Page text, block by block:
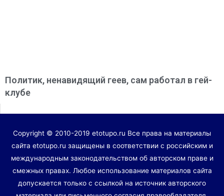
Политик, ненавидящий геев, сам работал в гей-
клубе
Copyright © 2010-2019 etotupo.ru Все права на материалы
сайта etotupo.ru защищены в соответствии с российским и
международным законодательством об авторском праве и
смежных правах. Любое использование материалов сайта
допускается только с ссылкой на источник авторского